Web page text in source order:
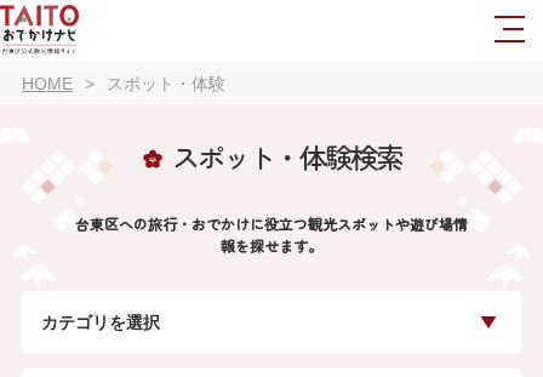
HOME スポット・体験
スポット・体験検索
台東区への旅行・おでかけに役立つ観光スポットや遊び場情
報を探せます。
カテゴリを選択